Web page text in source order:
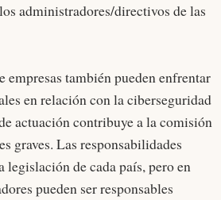
administradores/directivos de las
empresas también pueden enfrentar
en relación con la ciberseguridad
actuación contribuye a la comisión
graves. Las responsabilidades
legislación de cada país, pero en
pueden ser responsables